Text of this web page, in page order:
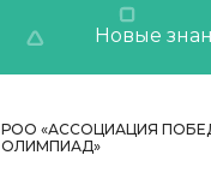
Новые
РОО «АССОЦИАЦИЯ
ОЛИМПИАД»